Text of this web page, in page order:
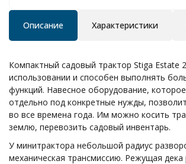
Описание Характеристики
Компактный садовый трактор Stiga Estate
использовании и способен выполнять
функций. Навесное оборудование,
отдельно под конкретные нужды,
во все времена года. Им можно косить
землю, перевозить садовый инвентарь.
У минитрактора небольшой радиус
механическая трансмиссию. Режущая